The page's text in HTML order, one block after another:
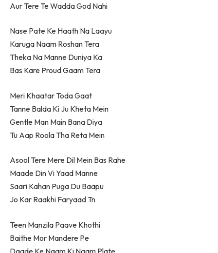
Aur Tere Te Wadda God Nahi
Nase Pate Ke Haath Na Laayu
Karuga Naam Roshan Tera
Theka Na Manne Duniya Ka
Bas Kare Proud Gaam Tera
Meri Khaatar Toda Gaat
Tanne Balda Ki Ju Kheta Mein
Gentle Man Main Bana Diya
Tu Aap Roola Tha Reta Mein
Asool Tere Mere Dil Mein Bas Rahe
Maade Din Vi Yaad Manne
Saari Kahan Puga Du Baapu
Jo Kar Raakhi Faryaad Tn
Teen Manzila Paave Khothi
Baithe Mor Mandere Pe
Daade Ke Naam Ki Naam Plate